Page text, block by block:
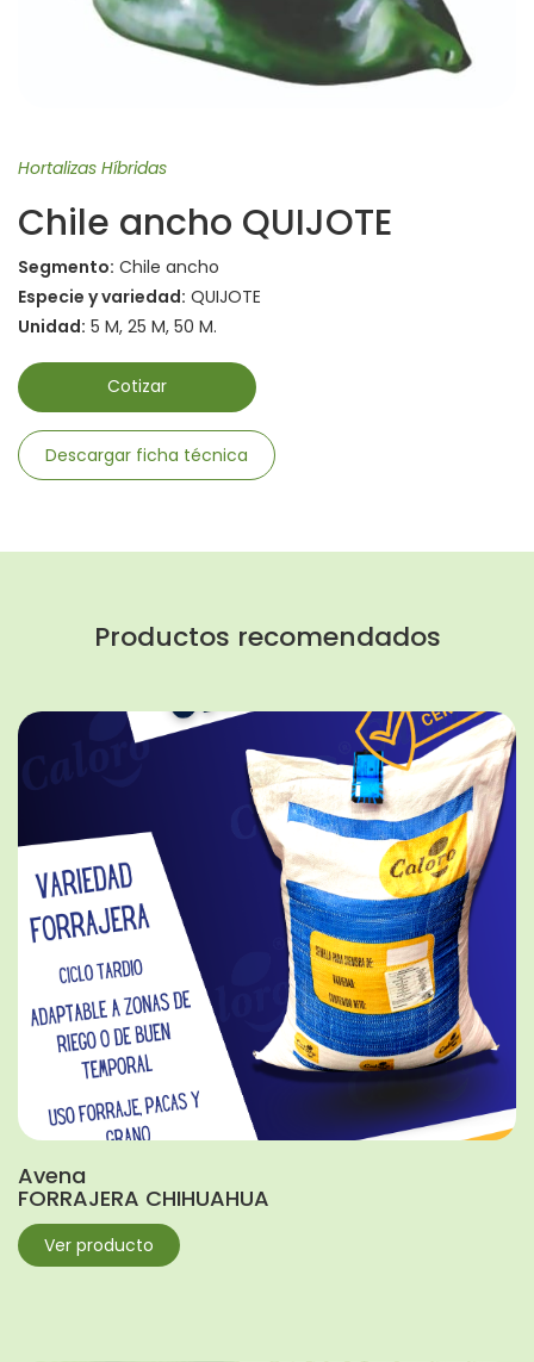
Hortalizas Híbridas
Chile ancho QUIJOTE
Segmento: Chile ancho
Especie y variedad: QUIJOTE
Unidad: 5 M, 25 M, 50 M.
Cotizar
Descargar ficha técnica
Productos recomendados
Avena
FORRAJERA CHIHUAHUA
Ver producto